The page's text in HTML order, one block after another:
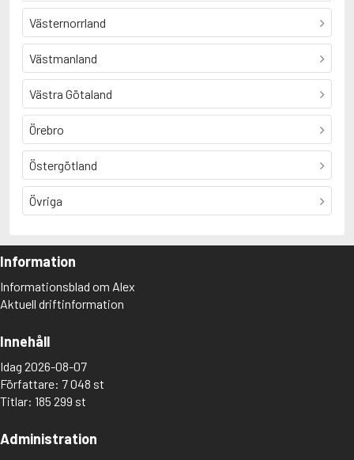
Västernorrland
Västmanland
Västra Götaland
Örebro
Östergötland
Övriga
Information
Informationsblad om Alex
Aktuell driftinformation
Innehåll
Idag 2026-08-07
Författare: 7 048 st
Titlar: 185 299 st
Administration